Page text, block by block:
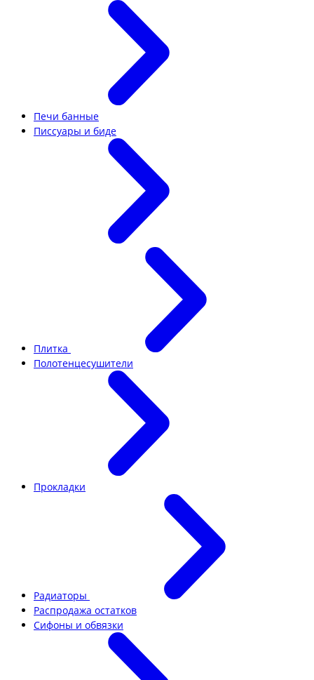
Печи банные
Писсуары и биде
Плитка
Полотенцесушители
Прокладки
Радиаторы
Распродажа остатков
Сифоны и обвязки